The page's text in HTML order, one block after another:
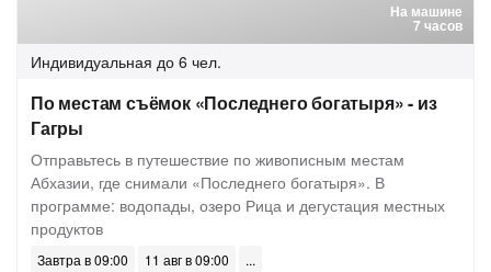
На машине
7 часов
Индивидуальная до 6 чел.
По местам съёмок «Последнего богатыря» - из
Гагры
Отправьтесь в путешествие по живописным местам
Абхазии, где снимали «Последнего богатыря». В
программе: водопады, озеро Рица и дегустация местных
продуктов
Завтра в 09:00
11 авг в 09:00